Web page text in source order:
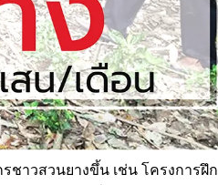
ชาวสวนยางขึ้น เช่น โครงการฝึก